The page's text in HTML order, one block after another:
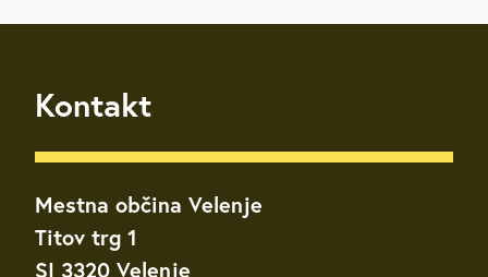
Kontakt
Mestna občina Velenje
Titov trg 1
SI 3320 Velenje